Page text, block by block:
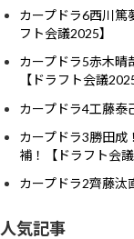
カープドラ6西川篤
フト会議2025】
カープドラ5赤木晴
【ドラフト会議2025
カープドラ4工藤泰
カープドラ3勝田成
補！【ドラフト会議
カープドラ2齊藤汰
人気記事